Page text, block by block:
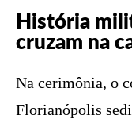
História
cruzam na
Na cerimônia, o
Florianópolis